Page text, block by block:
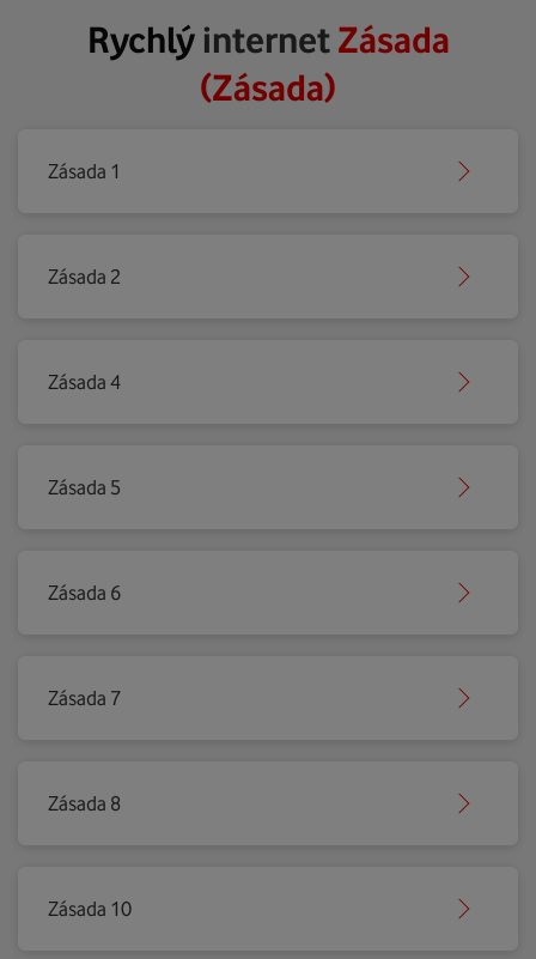
RychlýinternetZásada
(Zásada)
Zásada 1
Zásada 2
Zásada 4
Zásada 5
Zásada 6
Zásada 7
Zásada 8
Zásada 10